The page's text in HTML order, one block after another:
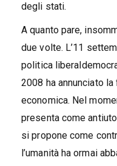
degli stati.
A quanto pare,
due volte. L’11
politica
2008 ha annunciato
economica. Nel
presenta come
si propone come
l’umanità ha ormai